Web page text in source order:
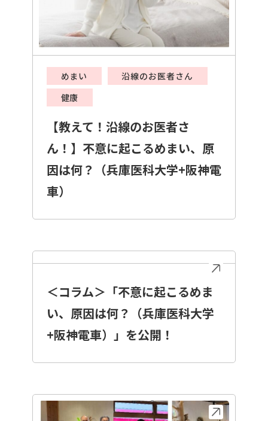
めまい
沿線のお医者さん
健康
【教えて！沿線のお医者さ
ん！】不意に起こるめまい、原
因は何？（兵庫医科大学+阪神電
車）
＜コラム＞「不意に起こるめま
い、原因は何？（兵庫医科大学
+阪神電車）」を公開！